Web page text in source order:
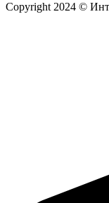
Copyright 2024 ©